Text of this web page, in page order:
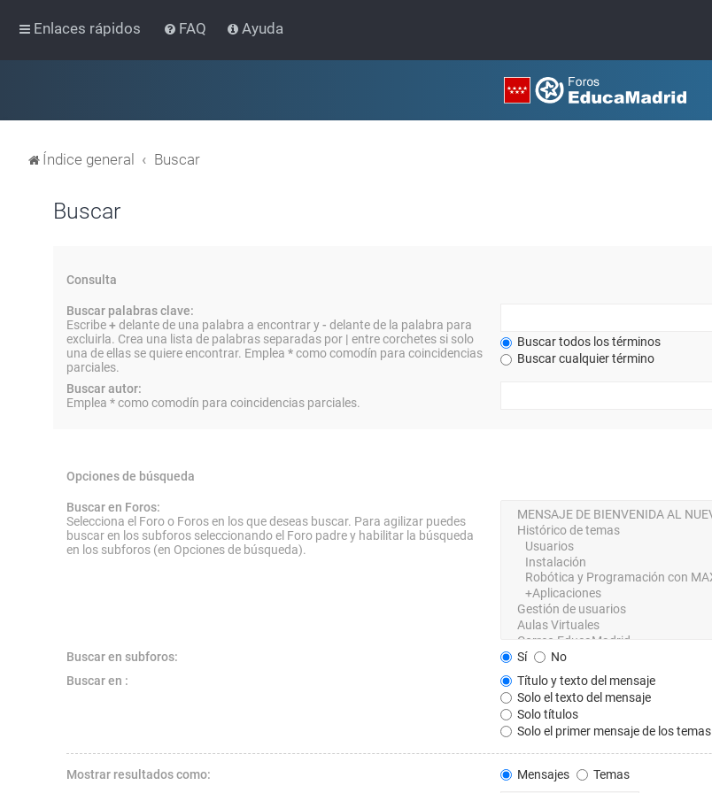
Enlaces rápidos FAQ Ayuda
Índice general Buscar
Buscar
Consulta
Buscar palabras clave:
Escribe+delante de una palabra a encontrar y- delante de la palabra para
excluirla. Crea una lista de palabras separadas por | entre corchetes si solo
una de ellas se quiere encontrar. Emplea *como comodín para coincidencias
parciales.
Buscar todos los términos
Buscar cualquier término
Buscar autor:
Emplea * como comodín para coincidencias parciales.
Opciones de búsqueda
Buscar en Foros:
Selecciona el Foro o Foros en los que deseas buscar. Para agilizar puedes
buscar en los subforos seleccionando el Foro padre y habilitar la búsqueda
en los subforos (en Opciones de búsqueda).
Buscar en subforos: Sí
No
Buscar en :
Título y texto del mensaje
Solo el texto del mensaje
Solo títulos
Solo el primer mensaje de los temas
Mostrar resultados como: Mensajes
Temas